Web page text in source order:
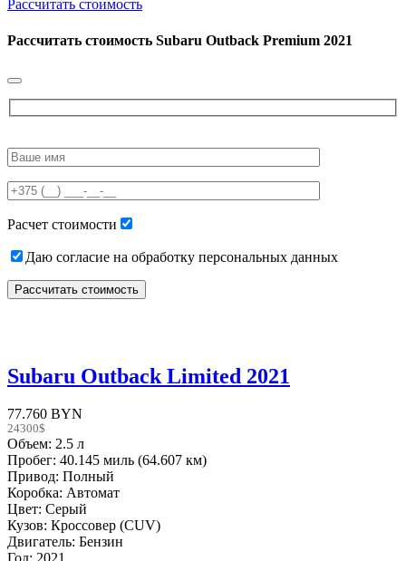
Рассчитать стоимость
Рассчитать стоимость Subaru Outback Premium 2021
leave
field
empty.
Расчет стоимости
Даю согласие на обработку персональных данных
Subaru Outback Limited 2021
77.760 BYN
24300$
Объем: 2.5 л
Пробег: 40.145 миль (64.607 км)
Привод: Полный
Коробка: Автомат
Цвет: Серый
Кузов: Кроссовер (CUV)
Двигатель: Бензин